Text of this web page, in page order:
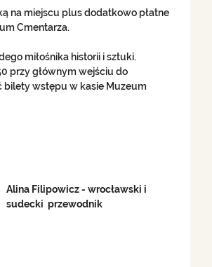
na miejscu plus dodatkowo płatne
Cmentarza.
miłośnika historii i sztuki.
przy głównym wejściu do
bilety wstępu w kasie Muzeum
Alina Filipowicz - wrocławski i
sudecki  przewodnik